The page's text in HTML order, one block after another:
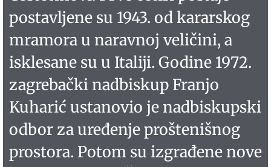
postavljene su 1943. od kararskog
mramora u naravnoj veličini, a
isklesane su u Italiji. Godine 1972.
zagrebački nadbiskup Franjo
Kuharić ustanovio je nadbiskupski
odbor za uređenje proštenišnog
prostora. Potom su izgrađene nove